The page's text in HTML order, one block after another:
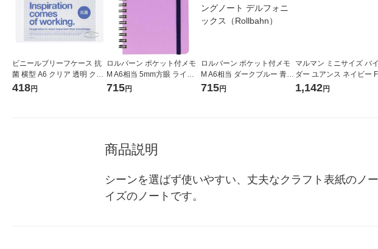
ビニールブリーフケース 抗
菌 横型 A6 クリア 透明 クリ
アケース デルフォニックス
418円
ロルバーン ポケット付メモ
M A6相当 5mm方眼 ライト
パープル 紫 リングノート デ
715円
ロルバーン ポケット付メモ
M A6相当 ダークブルー 青 5
mm方眼 リングノート デル
715円
マルマン ミニサイズ バ
ダー ユアンス ネイビー
4-72 1冊
1,142円
商品説明
シーンを選ばず使いやすい、丈夫なクラフト表紙のノ
イズのノートです。